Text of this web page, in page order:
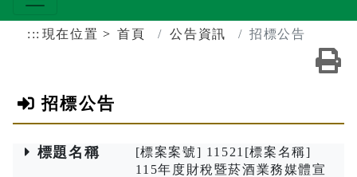
::: 現在位置 首頁 公告資訊
招標公告
招標公告
標題名稱
[標案案號] 11521[標案名稱]
115年度財稅暨菸酒業務媒體宣